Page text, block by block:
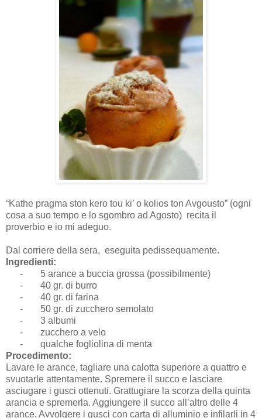
“Kathe pragma ston kero tou ki’ o kolios ton Avgousto” (ogni
cosa a suo tempo e lo sgombro ad Agosto) recita il
proverbio e io mi adeguo.
Dal corriere della sera, eseguita pedissequamente.
Ingredienti:
-
5 arance a buccia grossa (possibilmente)
-
40 gr. di burro
-
40 gr. di farina
-
50 gr. di zucchero semolato
-
3 albumi
-
zucchero a velo
-
qualche fogliolina di menta
Procedimento:
Lavare le arance, tagliare una calotta superiore a quattro e
svuotarle attentamente. Spremere il succo e lasciare
asciugare i gusci ottenuti. Grattugiare la scorza della quinta
arancia e spremerla. Aggiungere il succo all’altro delle 4
arance. Avvolgere i gusci con carta di alluminio e infilarli in 4